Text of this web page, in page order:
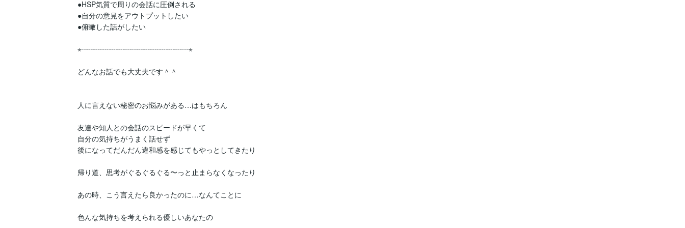
●HSP気質で周りの会話に圧倒される
●自分の意見をアウトプットしたい
●俯瞰した話がしたい
⋆┈┈┈┈┈┈┈┈┈┈┈┈┈┈┈⋆
どんなお話でも大丈夫です＾＾
人に言えない秘密のお悩みがある…はもちろん
友達や知人との会話のスピードが早くて
自分の気持ちがうまく話せず
後になってだんだん違和感を感じてもやっとしてきたり
帰り道、思考がぐるぐるぐる〜っと止まらなくなったり
あの時、こう言えたら良かったのに…なんてことに
色んな気持ちを考えられる優しいあなたの